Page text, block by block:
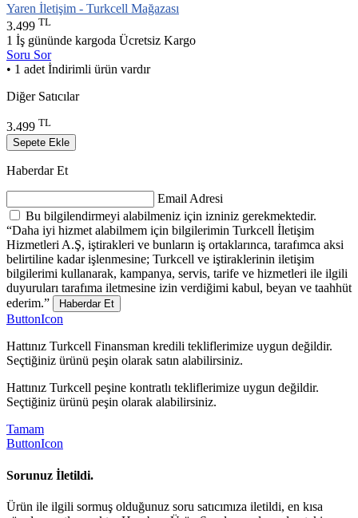
Yaren İletişim - Turkcell Mağazası
3.499 TL
1 İş gününde kargoda Ücretsiz Kargo
Soru Sor
• 1 adet İndirimli ürün vardır
Diğer Satıcılar
3.499 TL
Sepete Ekle
Haberdar Et
Email Adresi
Bu bilgilendirmeyi alabilmeniz için izniniz gerekmektedir.
“Daha iyi hizmet alabilmem için bilgilerimin Turkcell İletişim
Hizmetleri A.Ş, iştirakleri ve bunların iş ortaklarınca, tarafımca aksi
belirtiline kadar işlenmesine; Turkcell ve iştiraklerinin iletişim
bilgilerimi kullanarak, kampanya, servis, tarife ve hizmetleri ile ilgili
duyuruları tarafıma iletmesine izin verdiğimi kabul, beyan ve taahhüt
ederim.”
Haberdar Et
ButtonIcon
Hattınız Turkcell Finansman kredili tekliflerimize uygun değildir.
Seçtiğiniz ürünü peşin olarak satın alabilirsiniz.
Hattınız Turkcell peşine kontratlı tekliflerimize uygun değildir.
Seçtiğiniz ürünü peşin olarak alabilirsiniz.
Tamam
ButtonIcon
Sorunuz İletildi.
Ürün ile ilgili sormuş olduğunuz soru satıcımıza iletildi, en kısa